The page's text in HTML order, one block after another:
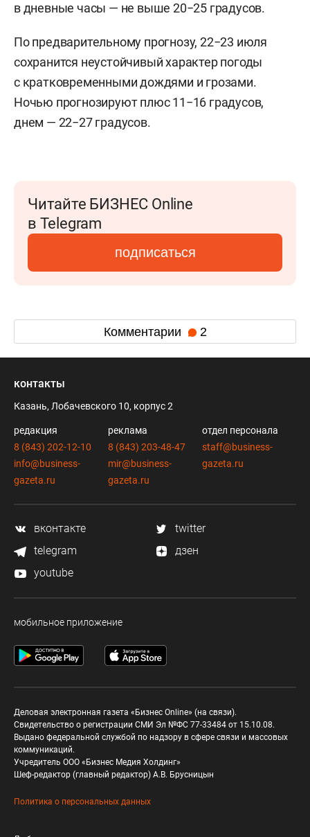
в дневные часы — не выше 20−25 градусов.
По предварительному прогнозу, 22−23 июля
сохранится неустойчивый характер погоды
с кратковременными дождями и грозами.
Ночью прогнозируют плюс 11−16 градусов,
днем — 22−27 градусов.
Читайте БИЗНЕС Online
в Telegram
подписаться
Комментарии 2
контакты
Казань, Лобачевского 10, корпус 2
редакция
8 (843) 202-12-10
info@business-
gazeta.ru
реклама
8 (843) 203-48-47
mir@business-
gazeta.ru
отдел персонала
staff@business-
gazeta.ru
вконтакте
twitter
telegram
дзен
youtube
мобильное приложение
Деловая электронная газета «Бизнес Online» (на связи).
Свидетельство о регистрации СМИ Эл №ФС 77-33484 от 15.10.08.
Выдано федеральной службой по надзору в сфере связи и массовых
коммуникаций.
Учредитель ООО «Бизнес Медия Холдинг»
Шеф-редактор (главный редактор) А.В. Брусницын
Политика о персональных данных